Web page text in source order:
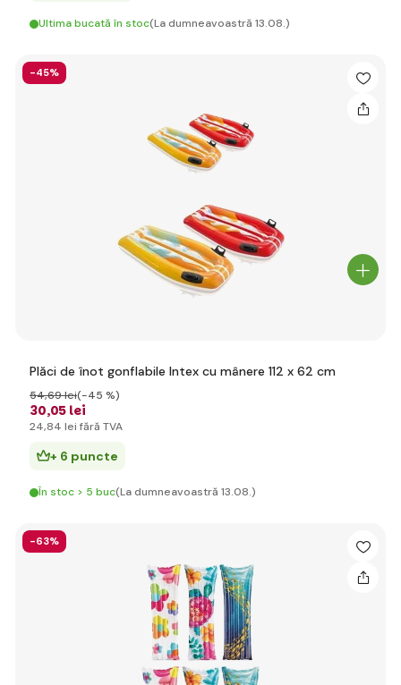
Ultima bucată în stoc(La dumneavoastră 13.08.)
-45%
Plăci de înot gonflabile Intex cu mânere 112 x 62 cm
30,05 lei
54,69 lei(-45 %)
24,84 lei fără TVA
+ 6 puncte
În stoc > 5 buc(La dumneavoastră 13.08.)
-63%